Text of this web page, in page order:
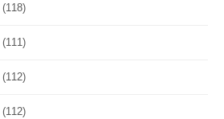
(118)
(111)
(112)
(112)